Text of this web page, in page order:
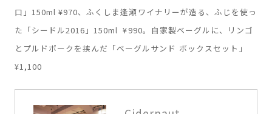
口」150ml ¥970、ふくしま逢瀬ワイナリーが造る、ふじを使っ
た「シードル2016」150ml ¥990。自家製ベーグルに、リンゴ
とプルドポークを挟んだ「ベーグルサンド ボックスセット」
¥1,100